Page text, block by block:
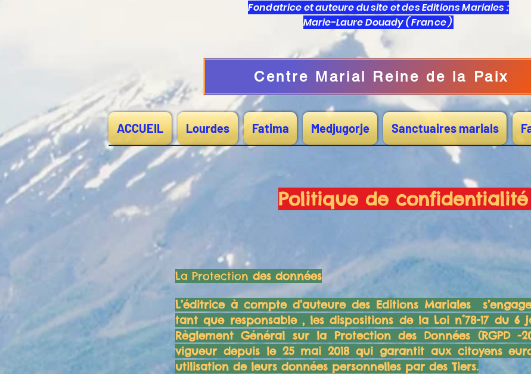
Fondatrice et auteure du site et des Editions Mariales :
Marie-Laure Douady ( France )
Centre Marial Reine de la Paix
ACCUEIL Lourdes Fatima Medjugorje Sanctuaires marials
Politique de confidentialité
La Protection des données
L’éditrice à compte d’auteure des Editions Mariales
tant que responsable , les dispositions de la Loi n°78-17 du 6
Règlement Général sur la Protection des Données (RGPD -
vigueur depuis le 25 mai 2018 qui garantit aux citoyens
utilisation de leurs données personnelles par des Tiers.